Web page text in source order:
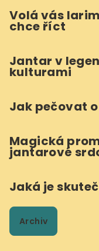
Volá vás
chce říct
Jantar v
kulturami
Jak pečovat
Magická
jantarové
Jaká je
Archiv